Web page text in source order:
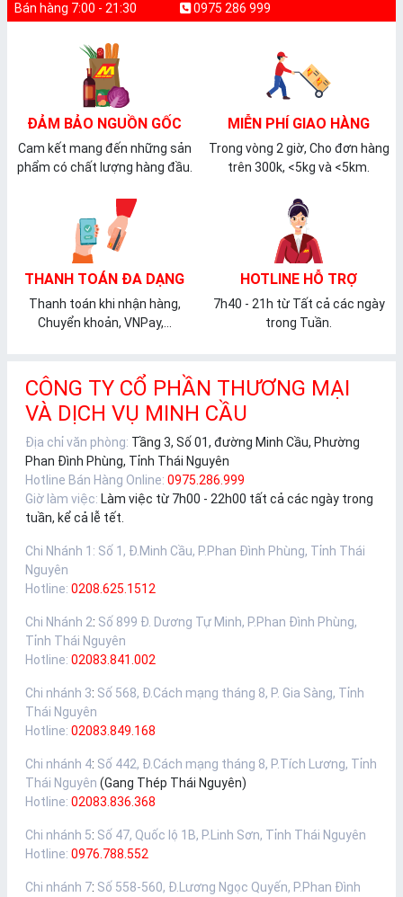
Bán hàng 7:00 - 21:30 0975 286 999
ĐẢM BẢO NGUỒN GỐC
Cam kết mang đến những sản
phẩm có chất lượng hàng đầu.
MIỄN PHÍ GIAO HÀNG
Trong vòng 2 giờ, Cho đơn hàng
trên 300k, <5kg và <5km.
THANH TOÁN ĐA DẠNG
Thanh toán khi nhận hàng,
Chuyển khoản, VNPay,...
HOTLINE HỖ TRỢ
7h40 - 21h từ Tất cả các ngày
trong Tuần.
CÔNG TY CỔ PHẦN THƯƠNG MẠI
VÀ DỊCH VỤ MINH CẦU
Địa chỉ văn phòng: Tầng 3, Số 01, đường Minh Cầu, Phường
Phan Đình Phùng, Tỉnh Thái Nguyên
Hotline Bán Hàng Online: 0975.286.999
Giờ làm việc: Làm việc từ 7h00 - 22h00 tất cả các ngày trong
tuần, kể cả lễ tết.
Chi Nhánh 1 : Số 1, Đ.Minh Cầu, P.Phan Đình Phùng, Tỉnh Thái
Nguyên
Hotline: 0208.625.1512
Chi Nhánh 2: Số 899 Đ. Dương Tự Minh, P.Phan Đình Phùng,
Tỉnh Thái Nguyên
Hotline: 02083.841.002
Chi nhánh 3: Số 568, Đ.Cách mạng tháng 8, P. Gia Sàng, Tỉnh
Thái Nguyên
Hotline: 02083.849.168
Chi nhánh 4: Số 442, Đ.Cách mạng tháng 8, P.Tích Lương, Tỉnh
Thái Nguyên (Gang Thép Thái Nguyên)
Hotline: 02083.836.368
Chi nhánh 5: Số 47, Quốc lộ 1B, P.Linh Sơn, Tỉnh Thái Nguyên
Hotline: 0976.788.552
Chi nhánh 7: Số 558-560, Đ.Lương Ngọc Quyến, P.Phan Đình